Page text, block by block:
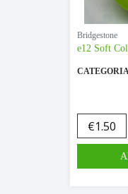
Bridgestone
e12 Soft
€1.50